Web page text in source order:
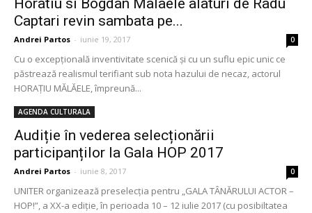
Horatiu si Bogdan Malaele alaturi de Radu
Captari revin sambata pe...
Andrei Partos - iunie 19, 2017 0
Cu o excepţională inventivitate scenică şi cu un suflu epic unic ce
păstrează realismul terifiant sub nota hazului de necaz, actorul
HORAȚIU MĂLĂELE, împreună...
AGENDA CULTURALA
Audiție în vederea selecționării
participanților la Gala HOP 2017
Andrei Partos - iunie 8, 2017 0
UNITER organizează preselecţia pentru „GALA TÂNĂRULUI ACTOR –
HOP!”, a XX-a ediţie, în perioada 10 – 12 iulie 2017 (cu posibiltatea